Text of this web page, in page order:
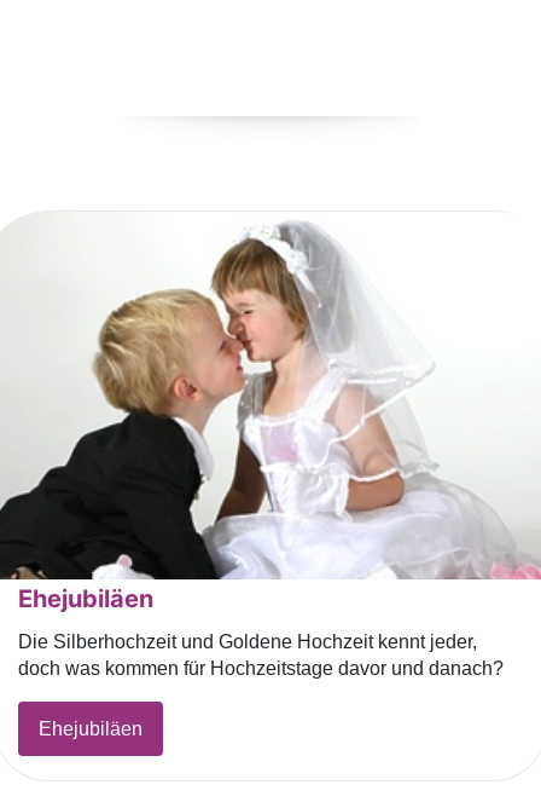
Ehejubiläen
Die Silberhochzeit und Goldene Hochzeit kennt jeder,
doch was kommen für Hochzeitstage davor und danach?
Ehejubiläen